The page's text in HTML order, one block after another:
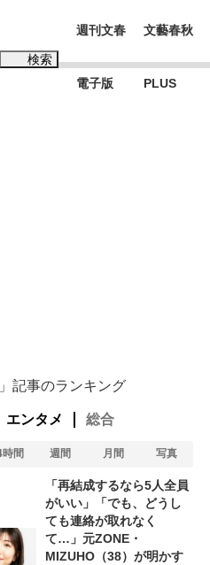
明かす...
氏（91...
検索
週刊文春
電子版
文藝春秋
PLUS
記事のランキング
エンタメ 総合
間 週間 月間 写真
「再結成するなら5人全員
がいい」「でも、どうし
ても連絡が取れなく
て…」元ZONE・
MIZUHO（38）が明かす